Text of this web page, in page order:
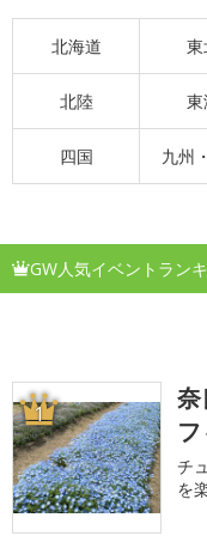
北海道
北陸
四国 九州
GW人気イベントラン
1
チ
を